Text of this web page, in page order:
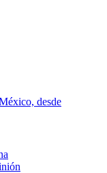
desde